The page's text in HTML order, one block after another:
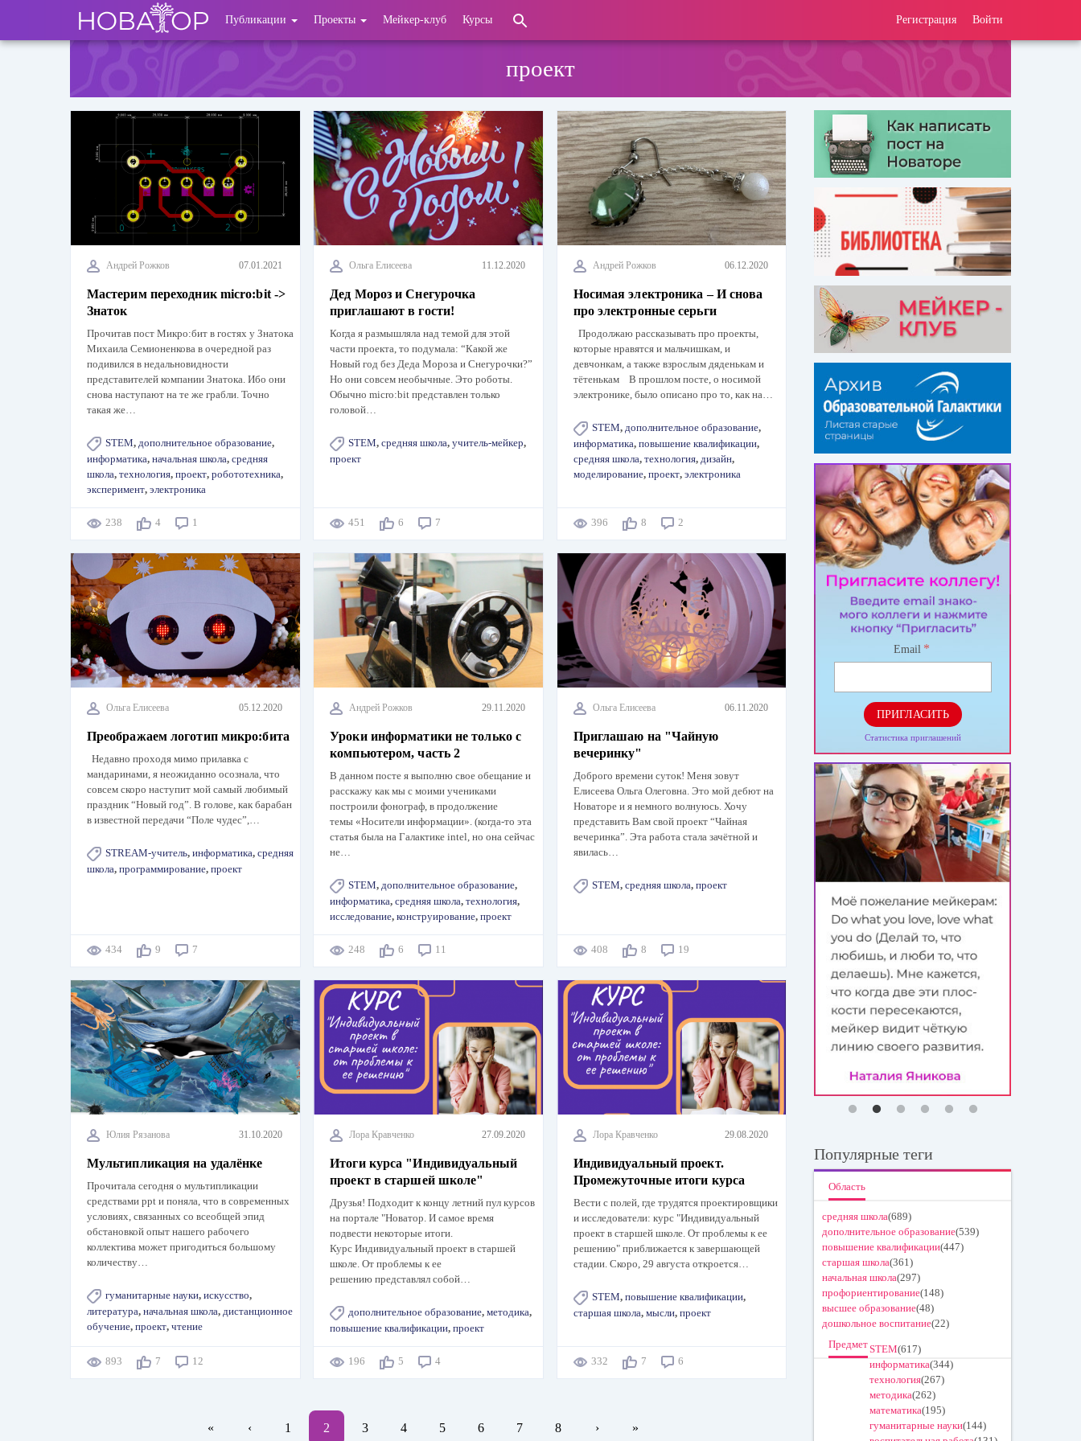
основному
User
account
Регистрация Войти
Публикации Проекты Мейкер-клуб Курсы
проект
Андрей Рожков 07.01.2021
Мастерим переходник micro:bit ->
Знаток
Прочитав пост Микро:бит в гостях у Знатока
Михаила Семионенкова в очередной раз
подивился в недальновидности
представителей компании Знатока. Ибо они
снова наступают на те же грабли. Точно
такая же…
STEM, дополнительное образование,
информатика, начальная школа, средняя
школа, технология, проект, робототехника,
эксперимент, электроника
238 4 1
Ольга Елисеева 11.12.2020
Дед Мороз и Снегурочка
приглашают в гости!
Когда я размышляла над темой для этой
части проекта, то подумала: “Какой же
Новый год без Деда Мороза и Снегурочки?”
Но они совсем необычные. Это роботы.
Обычно micro:bit представлен только
головой…
STEM,средняя школа,учитель-мейкер,
проект
451 6 7
Андрей Рожков 06.12.2020
Носимая электроника – И снова
про электронные серьги
Продолжаю рассказывать про проекты,
которые нравятся и мальчишкам, и
девчонкам, а также взрослым дяденькам и
тётенькам В прошлом посте, о носимой
электронике, было описано про то, как на…
STEM, дополнительное образование,
информатика, повышение квалификации,
средняя школа, технология, дизайн,
моделирование, проект, электроника
396 8 2
Ольга Елисеева 05.12.2020
Преображаем логотип микро:бита
Недавно проходя мимо прилавка с
мандаринами, я неожиданно осознала, что
совсем скоро наступит мой самый любимый
праздник “Новый год”. В голове, как барабан
в известной передачи “Поле чудес”,…
STREAM-учитель, информатика, средняя
школа, программирование, проект
434 9 7
Андрей Рожков 29.11.2020
Уроки информатики не только с
компьютером, часть 2
В данном посте я выполню свое обещание и
расскажу как мы с моими учениками
построили фонограф, в продолжение
темы «Носители информации». (когда-то эта
статья была на Галактике intel, но она сейчас
не…
STEM, дополнительное образование,
информатика,средняя школа,технология,
исследование,конструирование,проект
248 6 11
Ольга Елисеева 06.11.2020
Приглашаю на "Чайную
вечеринку"
Доброго времени суток! Меня зовут
Елисеева Ольга Олеговна. Это мой дебют на
Новаторе и я немного волнуюсь. Хочу
представить Вам свой проект “Чайная
вечеринка”. Эта работа стала зачётной и
явилась…
STEM, средняя школа, проект
408 8 19
Юлия Рязанова 31.10.2020
Мультипликация на удалёнке
Прочитала сегодня о мультипликации
средствами ppt и поняла, что в современных
условиях, связанных со всеобщей эпид
обстановкой опыт нашего рабочего
коллектива может пригодиться большому
количеству…
гуманитарные науки, искусство,
литература, начальная школа, дистанционное
обучение, проект, чтение
893 7 12
Лора Кравченко 27.09.2020
Итоги курса "Индивидуальный
проект в старшей школе"
Друзья! Подходит к концу летний пул курсов
на портале "Новатор. И самое время
подвести некоторые итоги.
Курс Индивидуальный проект в старшей
школе. От проблемы к ее
решению представлял собой…
дополнительное образование,методика,
повышение квалификации,проект
196 5 4
Лора Кравченко 29.08.2020
Индивидуальный проект.
Промежуточные итоги курса
Вести с полей, где трудятся проектировщики
и исследователи: курс "Индивидуальный
проект в старшей школе. От проблемы к ее
решению" приближается к завершающей
стадии. Скоро, 29 августа откроется…
STEM, повышение квалификации,
старшая школа, мысли, проект
332 7 6
Первая
« ←
‹ Page
1
Текущая
2 Page
3 Page
4 Page
5 Page
6 Page
7 Page
8
Следующая
›
Последняя
»
Email *
ПРИГЛАСИТЬ
Статистика приглашений
Популярные теги
Область
средняя школа(689)
дополнительное образование(539)
повышение квалификации(447)
старшая школа(361)
начальная школа(297)
профориентирование(148)
высшее образование(48)
дошкольное воспитание(22)
ПредметSTEM(617)
информатика(344)
технология(267)
методика(262)
математика(195)
гуманитарные науки(144)